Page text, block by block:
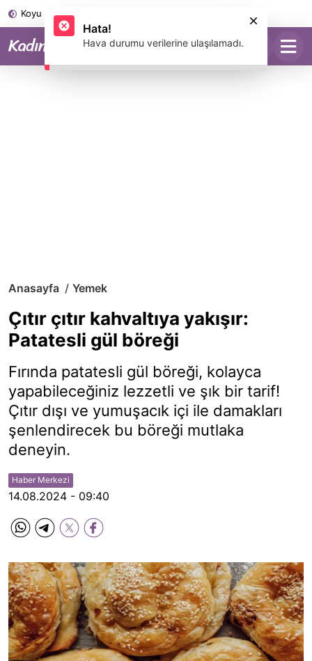
Koyu Mod
Anasayfa Yemek
Çıtır çıtır kahvaltıya yakışır:
Patatesli gül böreği
Fırında patatesli gül böreği, kolayca
yapabileceğiniz lezzetli ve şık bir tarif!
Çıtır dışı ve yumuşacık içi ile damakları
şenlendirecek bu böreği mutlaka
deneyin.
Haber Merkezi
14.08.2024 - 09:40